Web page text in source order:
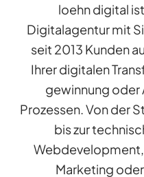
loehn digital
Digitalagentur mit
seit 2013 Kunden
Ihrer digitalen
gewinnung oder
Prozessen. Von der
bis zur
Marketing